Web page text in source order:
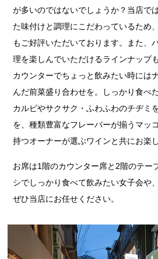
が多いのではないでしょうか？当店で
た味付けと調理にこだわっているため
もご好評いただいております。また、
理を楽しんでいただけるラインナップ
カウンターでちょっと飲みたい時には
んだ前菜盛り合わせを。しっかり食べ
カルビやサクサク・ふわふわのチヂミ
を、種類豊富なフレーバーが揃うマッ
持つオーナーが選ぶワインと共にお楽
お席は1階のカウンター席と2階のテー
シでしっかり食べて飲みたい女子会や
ぜひ当店にお任せください。